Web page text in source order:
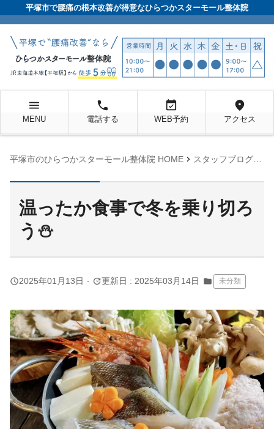
平塚市で腰痛の根本改善が得意なひらつかスターモール整体院
menu
MENU
local_phone
電話する
event_available
WEB予約
location_on
アクセス
平塚市のひらつかスターモール整体院 HOME chevron_right スタッフブログ
温ったか食事で冬を乗り切ろ
う⛄
query_builder2025年01月13日 - update更新日 : 2025年03月14日 folder 未分類